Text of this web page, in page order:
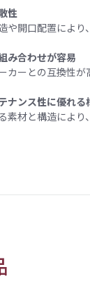
性
や開口配置により
み合わせが容易
カーとの互換性が
ナンス性に優れる
素材と構造により